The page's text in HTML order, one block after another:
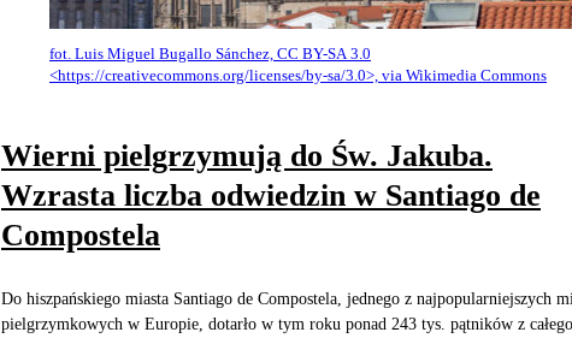
fot. Luis Miguel Bugallo Sánchez, CC BY-SA 3.0
<https://creativecommons.org/licenses/by-sa/3.0>, via Wikimedia Commons
Wierni pielgrzymują do Św. Jakuba.
Wzrasta liczba odwiedzin w Santiago de
Compostela
Do hiszpańskiego miasta Santiago de Compostela, jednego z najpopularniejszych
pielgrzymkowych w Europie, dotarło w tym roku ponad 243 tys. pątników z całego